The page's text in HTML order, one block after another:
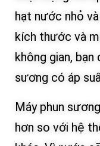
hạt nước nhỏ
kích thước và
không gian,
sương có áp
Máy phun
hơn so với hệ